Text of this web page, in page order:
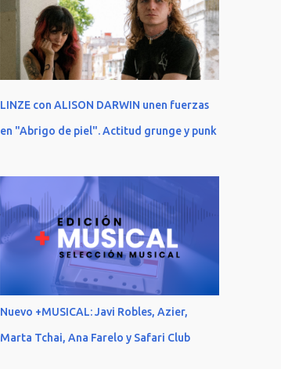
LINZE con ALISON DARWIN unen fuerzas
en "Abrigo de piel". Actitud grunge y punk
Nuevo +MUSICAL: Javi Robles, Azier,
Marta Tchai, Ana Farelo y Safari Club